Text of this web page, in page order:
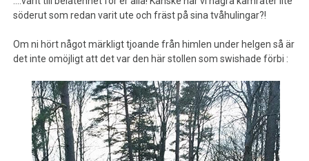
söderut som redan varit ute och fräst på sina tvåhulingar?!
Om ni hört något märkligt tjoande från himlen under helgen så är
det inte omöjligt att det var den här stollen som swishade förbi :